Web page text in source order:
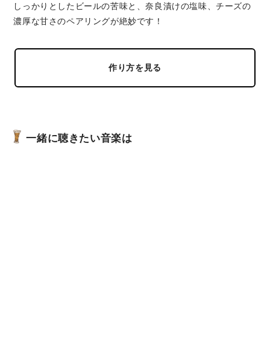
しっかりとしたビールの苦味と、奈良漬けの塩味、チーズの
濃厚な甘さのペアリングが絶妙です！
作り方を見る
一緒に聴きたい音楽は